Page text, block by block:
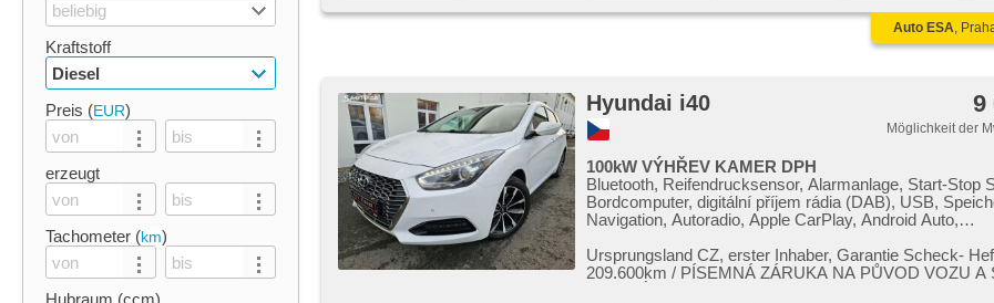
beliebig
Kraftstoff
Diesel
Preis (EUR)
erzeugt
Tachometer (km)
Hubraum (ccm)
Auto ESA,
Hyundai i40 9
Möglichkeit der
100kW VÝHŘEV KAMER DPH
Bluetooth, Reifendrucksensor, Alarmanlage, Start-Stop
Bordcomputer, digitální příjem rádia (DAB), USB,
Navigation, Autoradio, Apple CarPlay, Android Auto,
beheizte Sitze, isofix, El. einstellbare Sitze,
Nebelscheinwerfer, Alufelgen, El. Spiegel, beheizte
Ursprungsland CZ,​ erster Inhaber,​ Garantie Scheck​-
209.600km / PÍSEMNÁ ZÁRUKA NA PŮVOD VOZU A